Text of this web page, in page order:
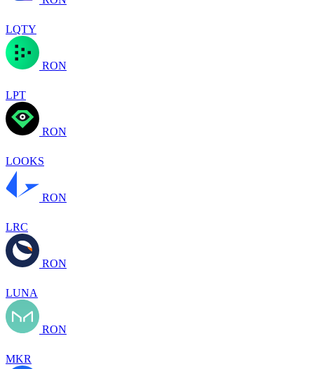
LQTY
RON
LPT
RON
LOOKS
RON
LRC
RON
LUNA
RON
MKR